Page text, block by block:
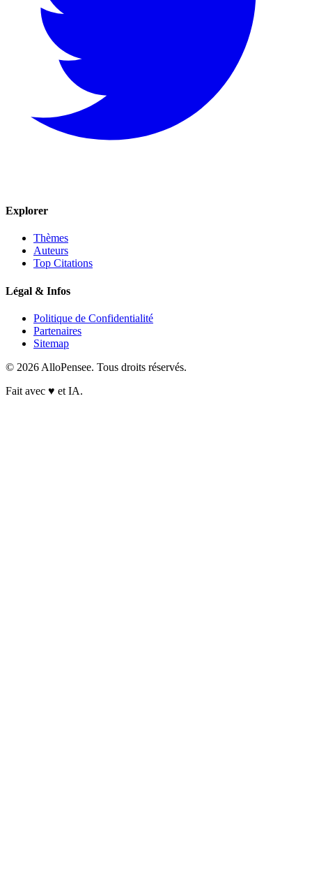
Explorer
Thèmes
Auteurs
Top Citations
Légal & Infos
Politique de Confidentialité
Partenaires
Sitemap
© 2026 AlloPensee. Tous droits réservés.
Fait avec ♥ et IA.